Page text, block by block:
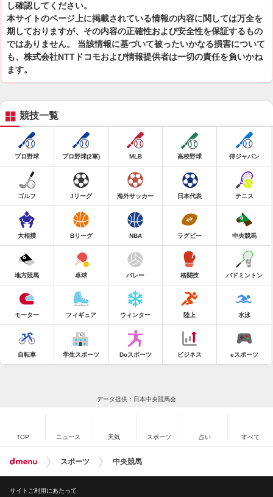
し確認してください。
本サイトのページ上に掲載されている情報の内容に関しては万全を
期しておりますが、その内容の正確性および安全性を保証するもの
ではありません。 当該情報に基づいて被ったいかなる損害について
も、株式会社NTTドコモおよび情報提供者は一切の責任を負いかね
ます。
競技一覧
プロ野球 プロ野球(2軍) MLB 高校野球 侍ジャパン
ゴルフ Jリーグ 海外サッカー 日本代表 テニス
大相撲 Bリーグ NBA ラグビー 中央競馬
地方競馬 卓球 バレー 格闘技 バドミントン
モーター フィギュア ウィンター 陸上 水泳
自転車 学生スポーツ Doスポーツ ビジネス eスポーツ
データ提供：日本中央競馬会
TOP ニュース 天気 スポーツ 占い すべて
スポーツ 中央競馬
サイトご利用にあたって